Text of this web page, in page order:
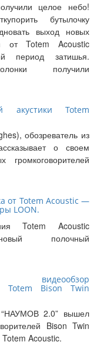
целое небо!
бутылочку
выход новых
от Totem Acoustic
период затишья.
получили
акустики Totem
обозреватель из
о своем
от Totem Acoustic —
LOON.
Totem Acoustic
полочный
видеообзор
Totem Bison Twin
2.0” вышел
Bison Twin
Totem Acoustic.